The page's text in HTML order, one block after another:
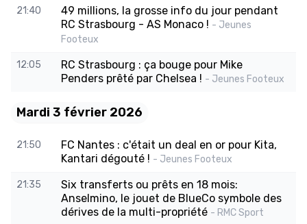
21:40
49 millions, la grosse info du jour pendant
RC Strasbourg - AS Monaco ! - Jeunes
Footeux
12:05
RC Strasbourg : ça bouge pour Mike
Penders prêté par Chelsea ! - Jeunes Footeux
Mardi 3 février 2026
21:50
FC Nantes : c'était un deal en or pour Kita,
Kantari dégouté ! - Jeunes Footeux
21:35
Six transferts ou prêts en 18 mois:
Anselmino, le jouet de BlueCo symbole des
dérives de la multi-propriété - RMC Sport